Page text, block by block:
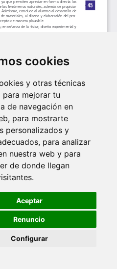
cookies
y otras técnicas
para mejorar tu
de navegación en
para mostrarte
personalizados y
para analizar
nuestra web y para
de donde llegan
Aceptar
Renuncio
Configurar